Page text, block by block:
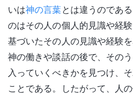
いは神の言葉とは違うのであ
のはその人の個人的見識や経
基づいたその人の見識や経験を
神の働きや談話の後で、その
入っていくべきかを見つけ、
ことである。したがって、人